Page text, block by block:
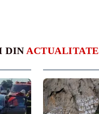
DIN ACTUALITATE